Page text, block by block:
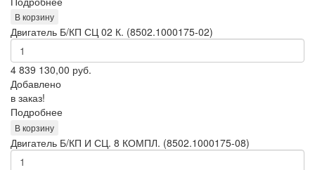
В корзину
Двигатель Б/КП СЦ 02 К. (8502.1000175-02)
4 839 130,00 руб.
Добавлено
в заказ!
Подробнее
В корзину
Двигатель Б/КП И СЦ. 8 КОМПЛ. (8502.1000175-08)